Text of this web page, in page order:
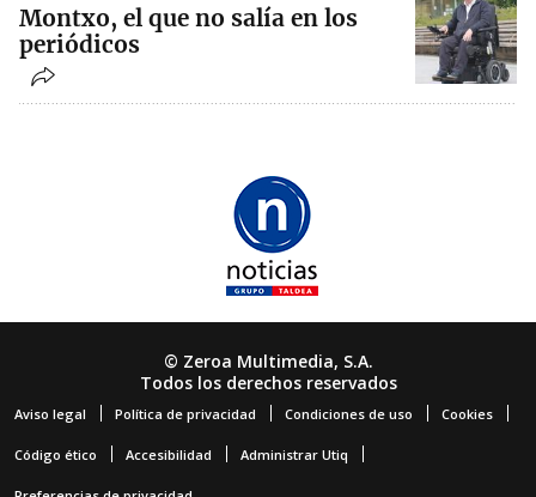
Montxo, el que no salía en los
periódicos
© Zeroa Multimedia, S.A.
Todos los derechos reservados
Aviso legal Política de privacidad Condiciones de uso Cookies
Código ético Accesibilidad Administrar Utiq